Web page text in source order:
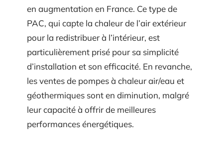
en augmentation en France. Ce type de
PAC, qui capte la chaleur de l’air extérieur
pour la redistribuer à l’intérieur, est
particulièrement prisé pour sa simplicité
d’installation et son efficacité. En revanche,
les ventes de pompes à chaleur air/eau et
géothermiques sont en diminution, malgré
leur capacité à offrir de meilleures
performances énergétiques.